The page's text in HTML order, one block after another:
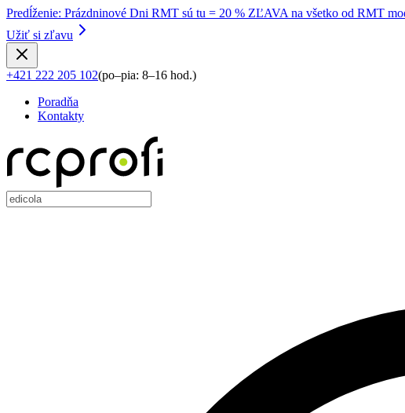
Predĺženie: Prázdninové Dni RMT sú tu = 20 % ZĽAVA na všetko od RMT
Užiť si zľavu
+421 222 205 102(po–pia: 8–16 hod.)
Poradňa
Kontakty